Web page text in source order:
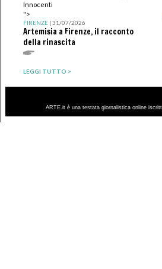
Innocenti
">
FIRENZE| 31/07/2026
Artemisia a Firenze, il racconto
della rinascita
LEGGI TUTTO >
ARTE.it è una testata giornalistica online